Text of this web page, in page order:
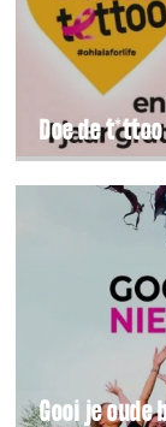
Doe de t*ttoo
Gooi je oude